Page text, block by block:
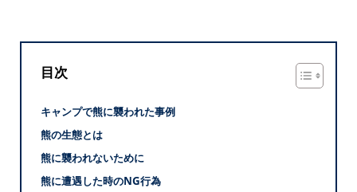
目次
キャンプで熊に襲われた事例
熊の生態とは
熊に襲われないために
熊に遭遇した時のNG行為